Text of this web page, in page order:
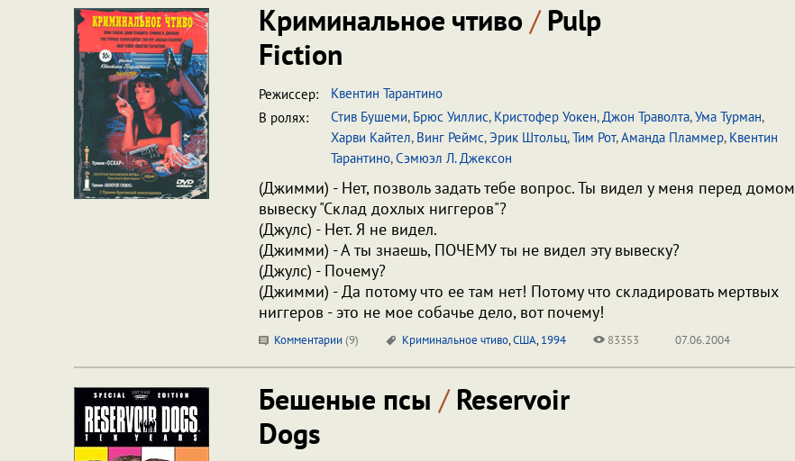
Криминальное чтиво /Pulp
Fiction
Режиссер:
Квентин Тарантино
В ролях:
Стив Бушеми, Брюс Уиллис, Кристофер Уокен,Джон Траволта,Ума Турман,
Харви Кайтел, Винг Реймс,Эрик Штольц,Тим Рот,Аманда Пламмер, Квентин
Тарантино,Сэмюэл Л. Джексон
(Джимми) - Нет, позволь задать тебе вопрос. Ты видел у меня перед домом
вывеску "Склад дохлых ниггеров"?
(Джулс) - Нет. Я не видел.
(Джимми) - А ты знаешь, ПОЧЕМУ ты не видел эту вывеску?
(Джулс) - Почему?
(Джимми) - Да потому что ее там нет! Потому что складировать мертвых
ниггеров - это не мое собачье дело, вот почему!
Комментарии (9) Криминальное чтиво,США,1994 83353 07.06.2004
Бешеные псы /Reservoir
Dogs